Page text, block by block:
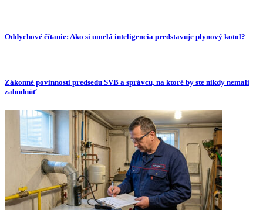
Oddychové čítanie: Ako si umelá inteligencia predstavuje plynový kotol?
Zákonné povinnosti predsedu SVB a správcu, na ktoré by ste nikdy nemali
zabudnúť